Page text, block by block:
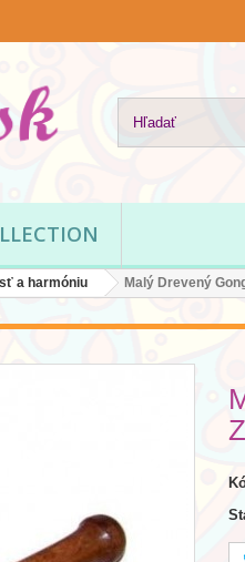
a harmóniu Malý Drevený